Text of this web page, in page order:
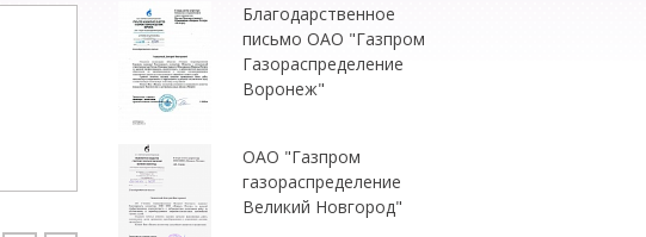
Благодарственное
письмо ОАО "Газпром
Газораспределение
Воронеж"
ОАО "Газпром
газораспределение
Великий Новгород"